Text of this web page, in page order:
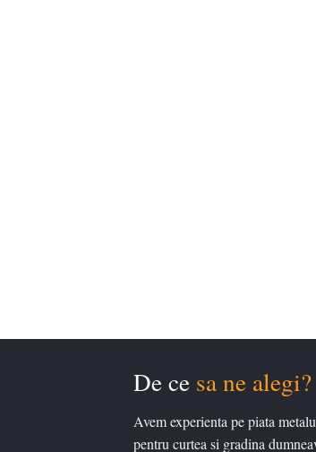
De ce sa ne alegi?
Avem experienta pe piata
pentru curtea si gradina